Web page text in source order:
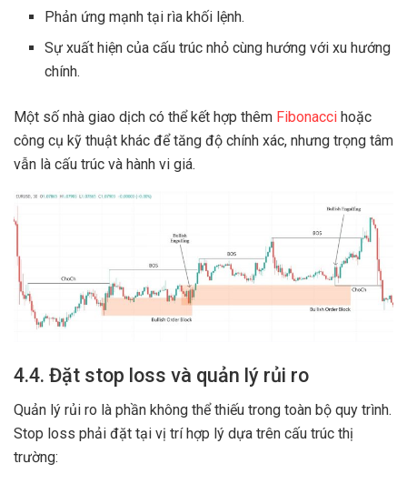
Phản ứng mạnh tại rìa khối lệnh.
Sự xuất hiện của cấu trúc nhỏ cùng hướng với xu hướng
chính.
Một số nhà giao dịch có thể kết hợp thêm Fibonacci hoặc
công cụ kỹ thuật khác để tăng độ chính xác, nhưng trọng tâm
vẫn là cấu trúc và hành vi giá.
4.4. Đặt stop loss và quản lý rủi ro
Quản lý rủi ro là phần không thể thiếu trong toàn bộ quy trình.
Stop loss phải đặt tại vị trí hợp lý dựa trên cấu trúc thị
trường: